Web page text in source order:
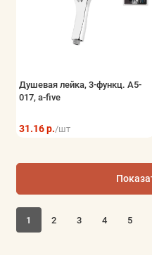
Душевая лейка, 3-функц. A5-
017, a-five
31.16 р./шт
1 2 3 4 5